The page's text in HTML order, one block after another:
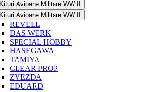
Kituri Avioane Militare WW II
Kituri Avioane Militare WW II
REVELL
DAS WERK
SPECIAL HOBBY
HASEGAWA
TAMIYA
CLEAR PROP
ZVEZDA
EDUARD